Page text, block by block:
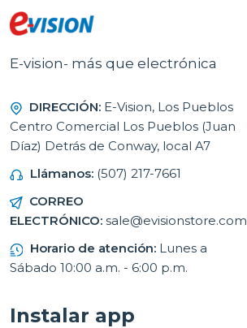
E-vision- más que electrónica
DIRECCIÓN: E-Vision, Los Pueblos
Centro Comercial Los Pueblos (Juan
Díaz) Detrás de Conway, local A7
Llámanos: (507) 217-7661
CORREO
ELECTRÓNICO: sale@evisionstore.com
Horario de atención: Lunes a
Sábado 10:00 a.m. - 6:00 p.m.
Instalar app